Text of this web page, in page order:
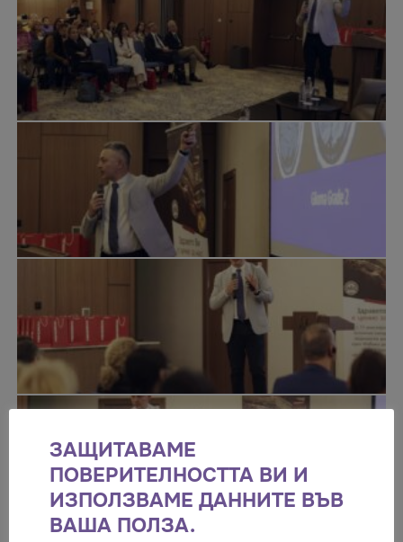
ЗАЩИТАВАМЕ
ПОВЕРИТЕЛНОСТТА ВИ И
ИЗПОЛЗВАМЕ ДАННИТЕ ВЪВ
ВАША ПОЛЗА.